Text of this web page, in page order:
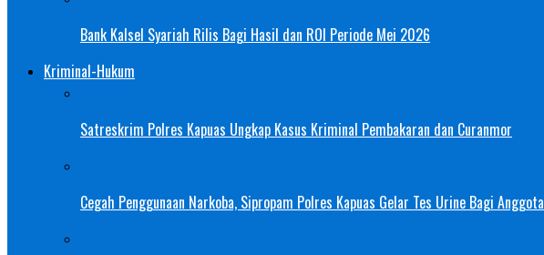
Bank Kalsel Syariah Rilis Bagi Hasil dan ROI Periode Mei 2026
Kriminal-Hukum
Satreskrim Polres Kapuas Ungkap Kasus Kriminal Pembakaran dan Curanmor
Cegah Penggunaan Narkoba, Sipropam Polres Kapuas Gelar Tes Urine Bagi Anggota